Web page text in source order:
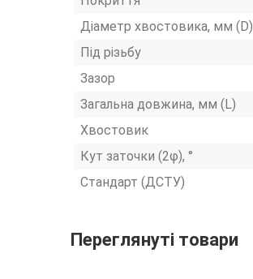
Діаметр хвостовика, мм (D)
Під різьбу
Зазор
Загальна довжина, мм (L)
Хвостовик
Кут заточки (2φ), °
Стандарт (ДСТУ)
Переглянуті товари